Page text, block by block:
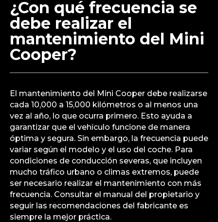
¿Con qué frecuencia se
debe realizar el
mantenimiento del Mini
Cooper?
El mantenimiento del Mini Cooper debe realizarse
cada 10,000 a 15,000 kilómetros o al menos una
vez al año, lo que ocurra primero. Esto ayuda a
garantizar que el vehículo funcione de manera
óptima y segura. Sin embargo, la frecuencia puede
variar según el modelo y el uso del coche. Para
condiciones de conducción severas, que incluyen
mucho tráfico urbano o climas extremos, puede
ser necesario realizar el mantenimiento con más
frecuencia. Consultar el manual del propietario y
seguir las recomendaciones del fabricante es
siempre la mejor práctica.